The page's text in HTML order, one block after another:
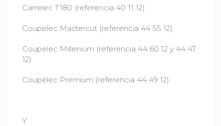
Carrelec T180 (referencia 40 11 12)
Coupelec Mastercut (referencia 44 55 12)
Coupelec Millenium (referencia 44 60 12 y 44 47
12)
Coupelec Premium (referencia 44 49 12)
Y